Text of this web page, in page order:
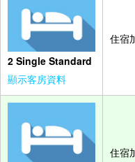
2 Single Standard
顯示客房資料
住宿
住宿